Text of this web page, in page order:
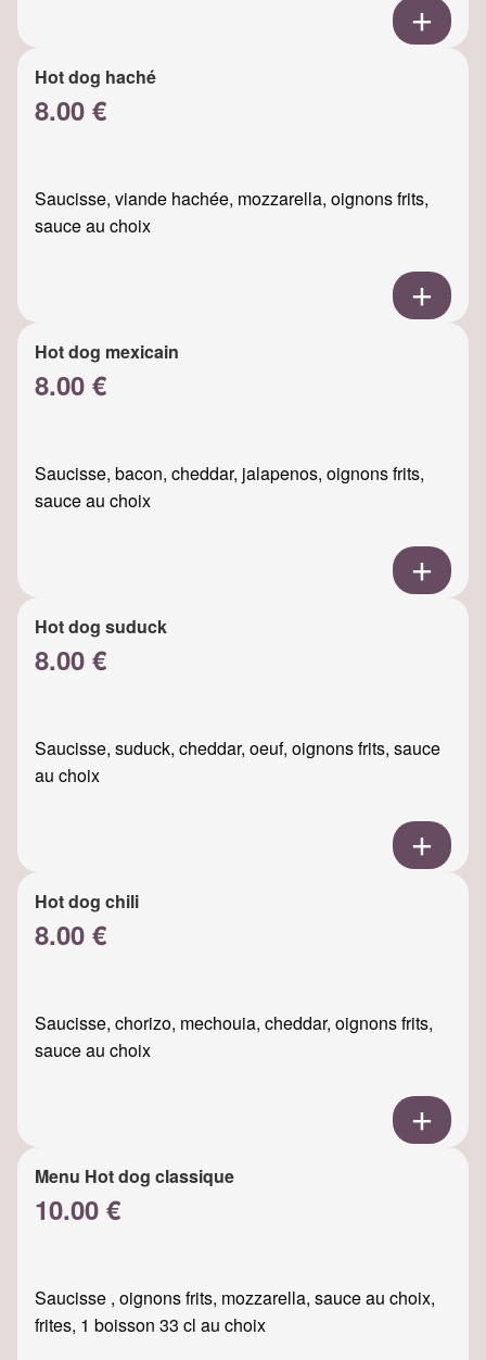
Hot dog haché
8.00 €
Saucisse, viande hachée, mozzarella, oignons frits,
sauce au choix
Hot dog mexicain
8.00 €
Saucisse, bacon, cheddar, jalapenos, oignons frits,
sauce au choix
Hot dog suduck
8.00 €
Saucisse, suduck, cheddar, oeuf, oignons frits, sauce
au choix
Hot dog chili
8.00 €
Saucisse, chorizo, mechouia, cheddar, oignons frits,
sauce au choix
Menu Hot dog classique
10.00 €
Saucisse , oignons frits, mozzarella, sauce au choix,
frites, 1 boisson 33 cl au choix